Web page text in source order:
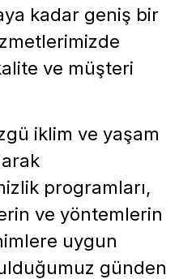
kadar geniş bir
ve müşteri
iklim ve yaşam
programları,
ve yöntemlerin
uygun
günden